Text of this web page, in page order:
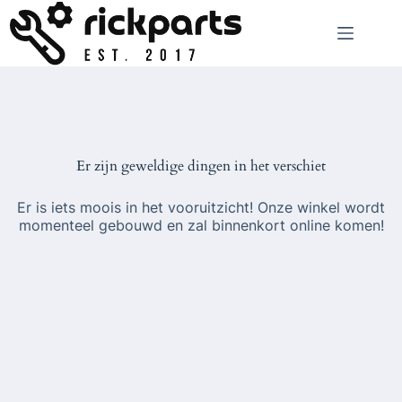
naar
de
inhoud
Er zijn geweldige dingen in het verschiet
Er is iets moois in het vooruitzicht! Onze winkel wordt
momenteel gebouwd en zal binnenkort online komen!